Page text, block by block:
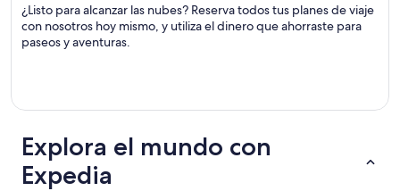
¿Listo para alcanzar las nubes? Reserva todos tus planes de viaje
con nosotros hoy mismo, y utiliza el dinero que ahorraste para
paseos y aventuras.
Explora el mundo con
Expedia